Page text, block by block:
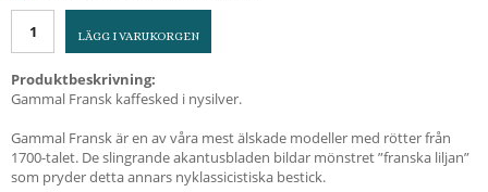
LÄGG I VARUKORGEN
Produktbeskrivning:
Gammal Fransk kaffesked i nysilver.
Gammal Fransk är en av våra mest älskade modeller med rötter från
1700-talet. De slingrande akantusbladen bildar mönstret ”franska liljan”
som pryder detta annars nyklassicistiska bestick.